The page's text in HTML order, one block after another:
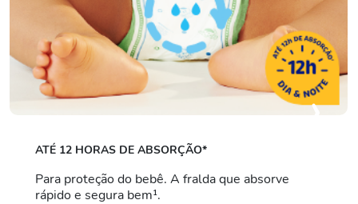
ATÉ 12 HORAS DE ABSORÇÃO*
Para proteção do bebê. A fralda que absorve
rápido e segura bem¹.
›